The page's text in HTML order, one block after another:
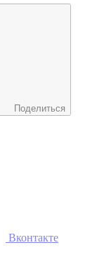
Поделиться
Вконтакте